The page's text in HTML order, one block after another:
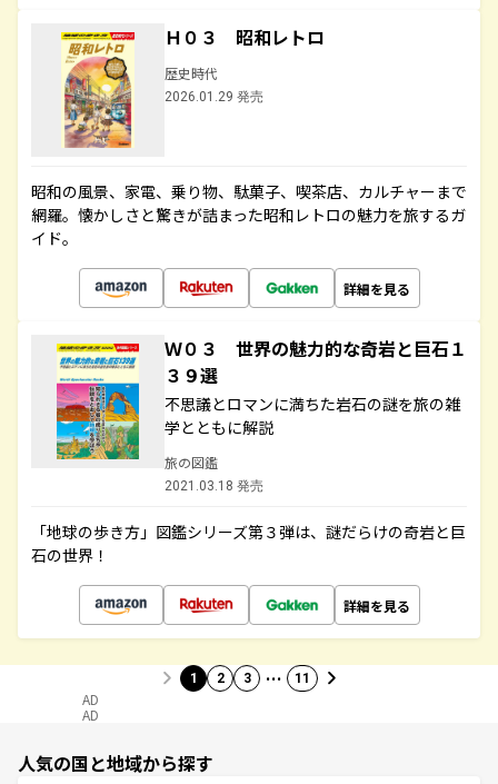
Ｈ０３ 昭和レトロ
歴史時代
2026.01.29 発売
昭和の風景、家電、乗り物、駄菓子、喫茶店、カルチャーまで
網羅。懐かしさと驚きが詰まった昭和レトロの魅力を旅するガ
イド。
詳細を見る
Ｗ０３ 世界の魅力的な奇岩と巨石１
３９選
不思議とロマンに満ちた岩石の謎を旅の雑
学とともに解説
旅の図鑑
2021.03.18 発売
「地球の歩き方」図鑑シリーズ第３弾は、謎だらけの奇岩と巨
石の世界！
詳細を見る
1 2 3 … 11
AD
AD
人気の国と地域から探す